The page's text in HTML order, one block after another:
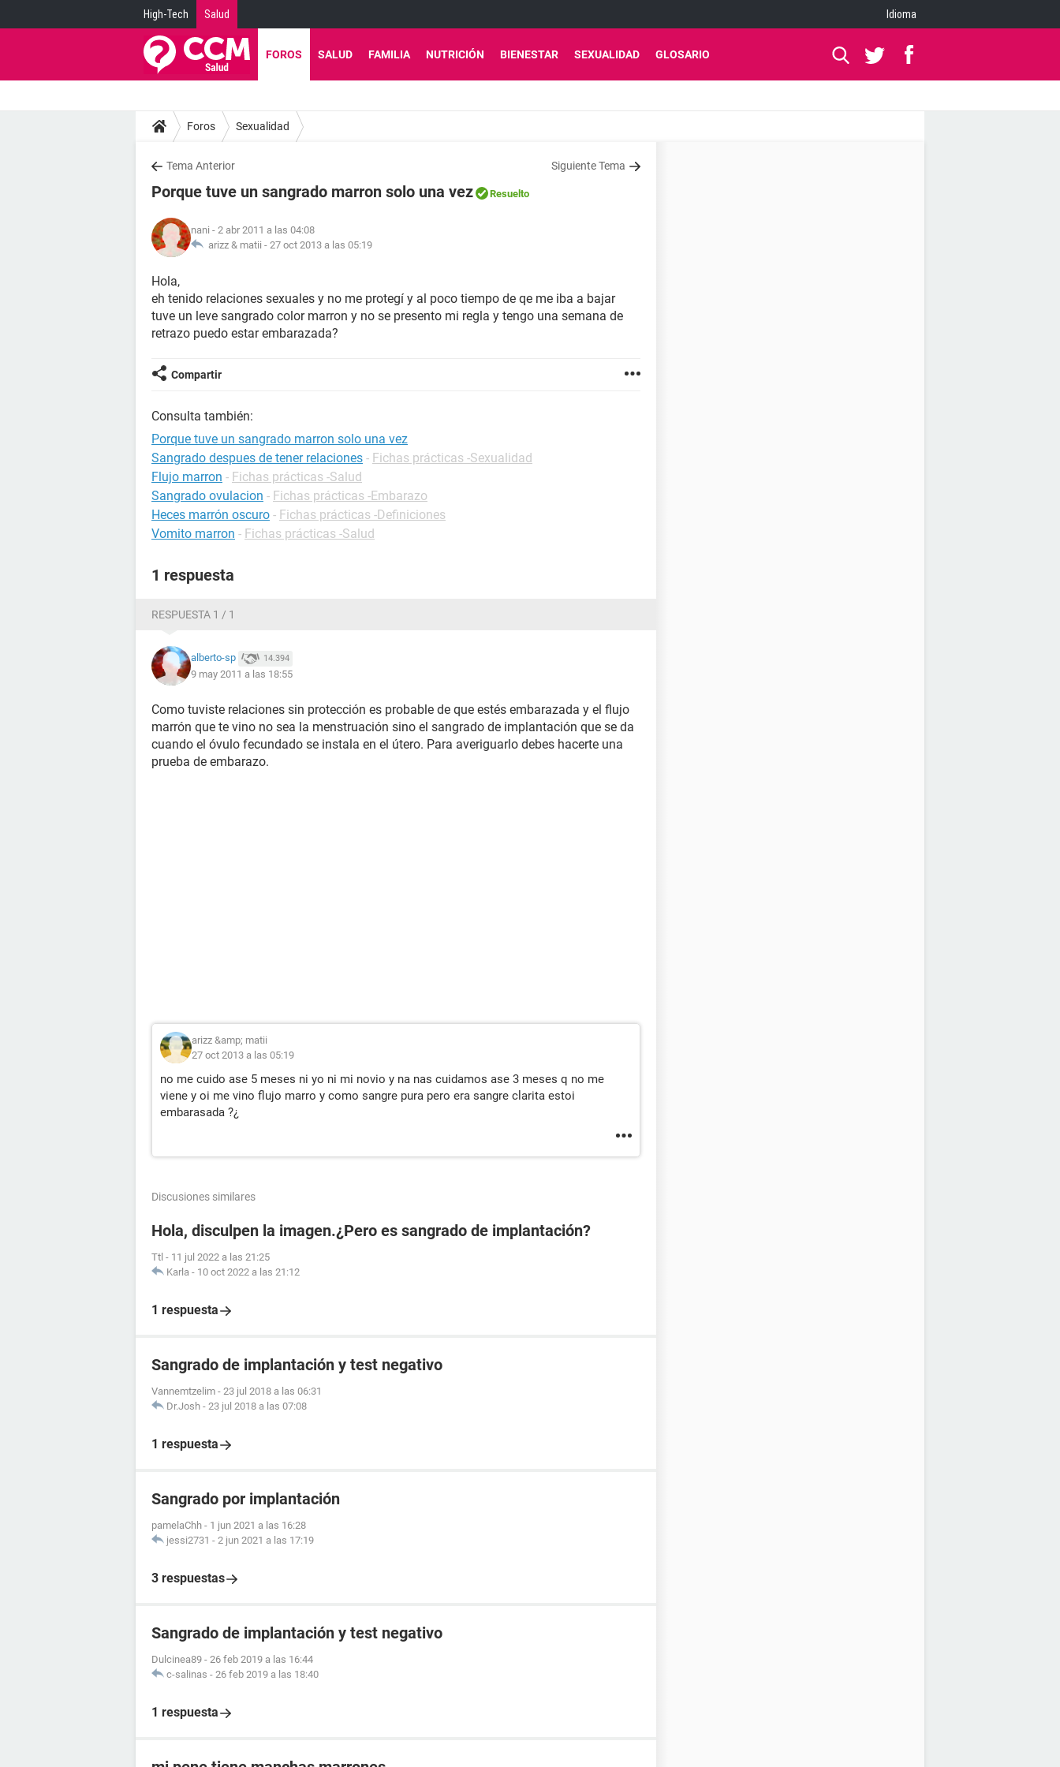
High-Tech Salud Idioma
FOROS SALUD FAMILIA NUTRICIÓN BIENESTAR SEXUALIDAD GLOSARIO
Foros Sexualidad
Tema Anterior Siguiente Tema
Porque tuve un sangrado marron solo una vez Resuelto
nani - 2 abr 2011 a las 04:08
arizz & matii - 27 oct 2013 a las 05:19
Hola,
eh tenido relaciones sexuales y no me protegí y al poco tiempo de qe me iba a bajar
tuve un leve sangrado color marron y no se presento mi regla y tengo una semana de
retrazo puedo estar embarazada?
Compartir
Consulta también:
Porque tuve un sangrado marron solo una vez
Sangrado despues de tener relaciones - Fichas prácticas -Sexualidad
Flujo marron - Fichas prácticas -Salud
Sangrado ovulacion - Fichas prácticas -Embarazo
Heces marrón oscuro - Fichas prácticas -Definiciones
Vomito marron - Fichas prácticas -Salud
1 respuesta
RESPUESTA 1 / 1
alberto-sp 14.394
9 may 2011 a las 18:55
Como tuviste relaciones sin protección es probable de que estés embarazada y el flujo
marrón que te vino no sea la menstruación sino el sangrado de implantación que se da
cuando el óvulo fecundado se instala en el útero. Para averiguarlo debes hacerte una
prueba de embarazo.
arizz &amp; matii
27 oct 2013 a las 05:19
no me cuido ase 5 meses ni yo ni mi novio y na nas cuidamos ase 3 meses q no me
viene y oi me vino flujo marro y como sangre pura pero era sangre clarita estoi
embarasada ?¿
Discusiones similares
Hola, disculpen la imagen.¿Pero es sangrado de implantación?
Ttl - 11 jul 2022 a las 21:25
Karla - 10 oct 2022 a las 21:12
1 respuesta
Sangrado de implantación y test negativo
Vannemtzelim - 23 jul 2018 a las 06:31
Dr.Josh - 23 jul 2018 a las 07:08
1 respuesta
Sangrado por implantación
pamelaChh - 1 jun 2021 a las 16:28
jessi2731 - 2 jun 2021 a las 17:19
3 respuestas
Sangrado de implantación y test negativo
Dulcinea89 - 26 feb 2019 a las 16:44
c-salinas - 26 feb 2019 a las 18:40
1 respuesta